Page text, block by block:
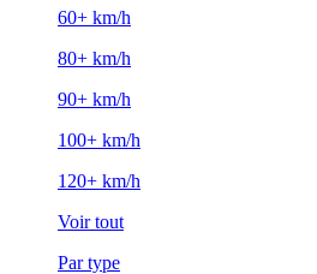
60+ km/h
80+ km/h
90+ km/h
100+ km/h
120+ km/h
Voir tout
Par type